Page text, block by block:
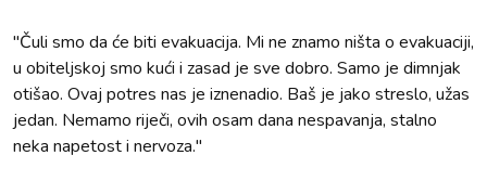
"Čuli smo da će biti evakuacija. Mi ne znamo ništa o evakuaciji,
u obiteljskoj smo kući i zasad je sve dobro. Samo je dimnjak
otišao. Ovaj potres nas je iznenadio. Baš je jako streslo, užas
jedan. Nemamo riječi, ovih osam dana nespavanja, stalno
neka napetost i nervoza."